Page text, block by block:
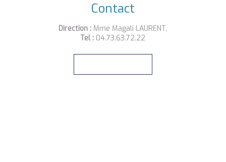
Contact
Direction : Mme Magali LAURENT,
Tel : 04.73.63.72.22